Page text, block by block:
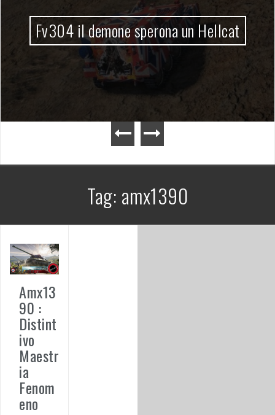
Fv304 il demone sperona un Hellcat
Tag: amx1390
Amx13
90 :
Distint
ivo
Maestr
ia
Fenom
eno